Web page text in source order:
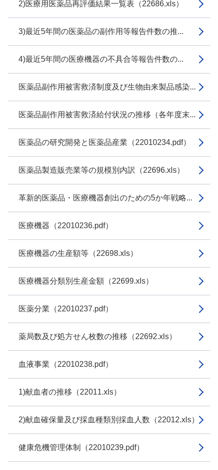
2)医療用医薬品再評価結果一覧表（22686.xls）
3)最近5年間の医薬品の副作用等報告件数の推...
4)最近5年間の医療機器の不具合等報告件数の...
医薬品副作用被害救済制度及び生物由来製品感染...
医薬品副作用被害救済給付状況の推移（各年度末...
医薬品の研究開発と医薬品産業（22010234.pdf）
医薬品製造販売業等の規模別内訳（22696.xls）
革新的医薬品・医療機器創出のための5か年戦略...
医療機器（22010236.pdf）
医療機器の生産額等（22698.xls）
医療機器分類別生産金額（22699.xls）
医薬分業（22010237.pdf）
薬局数及び処方せん枚数の推移（22692.xls）
血液事業（22010238.pdf）
1)献血者の推移（22011.xls）
2)献血確保量及び採血種類別採血人数（22012.xls）
健康危機管理体制（22010239.pdf）